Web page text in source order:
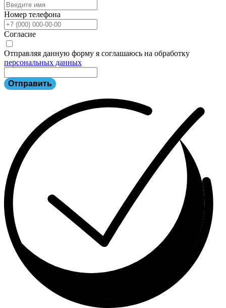
Номер телефона
Согласие
Отправляя данную форму я соглашаюсь на обработку
персональных данных
Отправить